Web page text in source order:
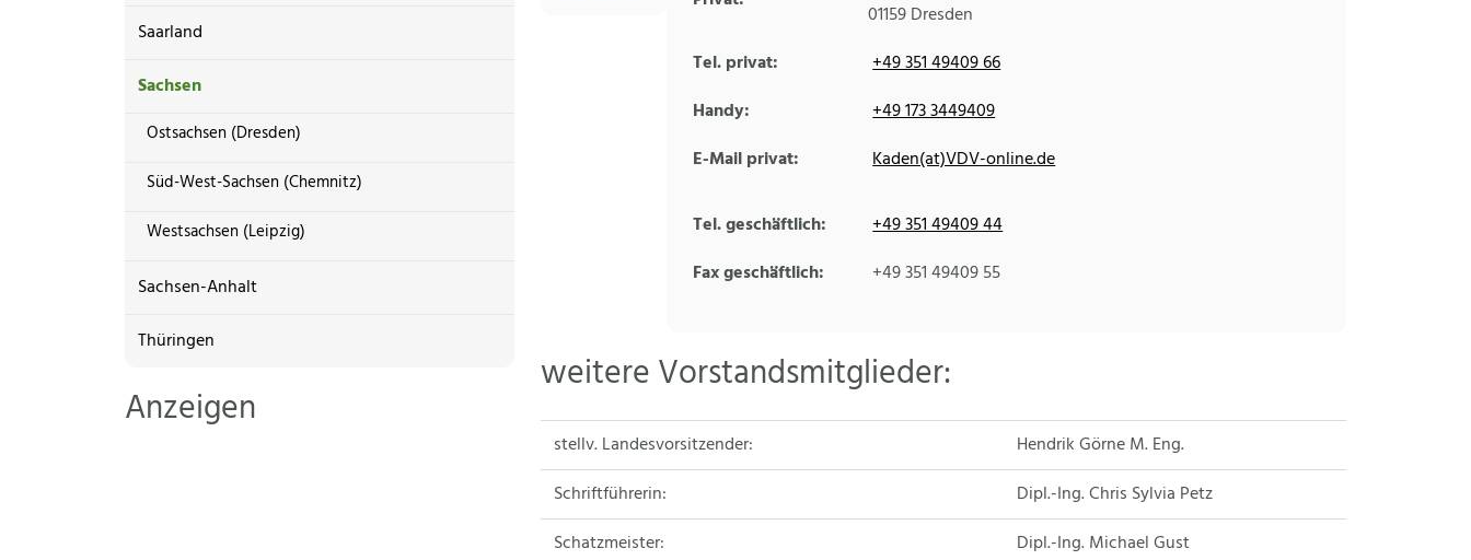
Saarland
Sachsen
Ostsachsen (Dresden)
Süd-West-Sachsen (Chemnitz)
Westsachsen (Leipzig)
Sachsen-Anhalt
Thüringen
Anzeigen
01159Dresden
Tel. privat:
+49 351 49409 66
Handy:
+49 173 3449409
E-Mail privat:
Kaden(at)VDV-online.de
Tel. geschäftlich:
+49 351 49409 44
Fax geschäftlich:
+49 351 49409 55
weitere Vorstandsmitglieder:
stellv. Landesvorsitzender:
Hendrik Görne M. Eng.
Schriftführerin:
Dipl.-Ing. Chris Sylvia Petz
Schatzmeister:
Dipl.-Ing. Michael Gust